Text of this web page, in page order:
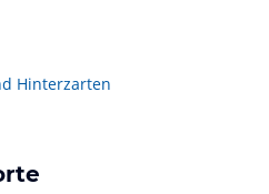
Hinterzarten